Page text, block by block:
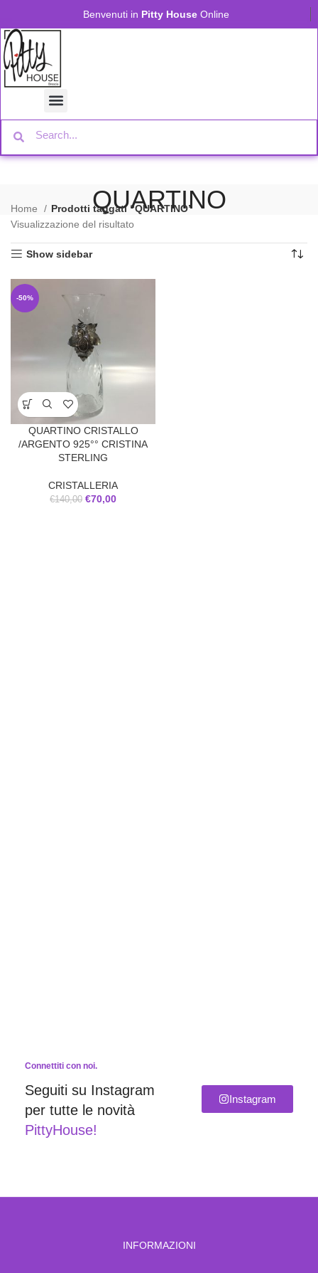
Benvenuti in Pitty House Online
QUARTINO
Home
Prodotti taggati “QUARTINO”
Visualizzazione del risultato
Show sidebar
-50%
QUARTINO CRISTALLO
/ARGENTO 925°° CRISTINA
STERLING
CRISTALLERIA
€140,00 €70,00
Connettiti con noi.
Seguiti su Instagram
per tutte le novità
PittyHouse!
Instagram
INFORMAZIONI